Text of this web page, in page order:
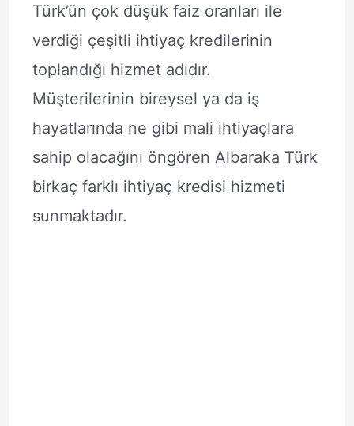
Türk’ün çok düşük faiz oranları ile
verdiği çeşitli ihtiyaç kredilerinin
toplandığı hizmet adıdır.
Müşterilerinin bireysel ya da iş
hayatlarında ne gibi mali ihtiyaçlara
sahip olacağını öngören Albaraka Türk
birkaç farklı ihtiyaç kredisi hizmeti
sunmaktadır.